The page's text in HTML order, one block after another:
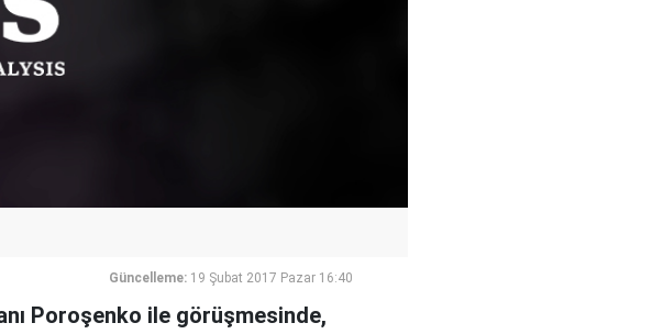
Güncelleme: 19 Şubat 2017 Pazar 16:40
Poroşenko ile görüşmesinde,